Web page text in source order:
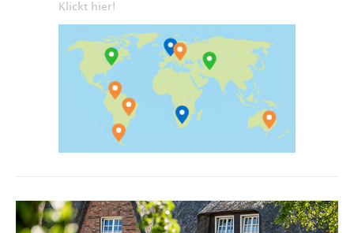
Klickt hier!